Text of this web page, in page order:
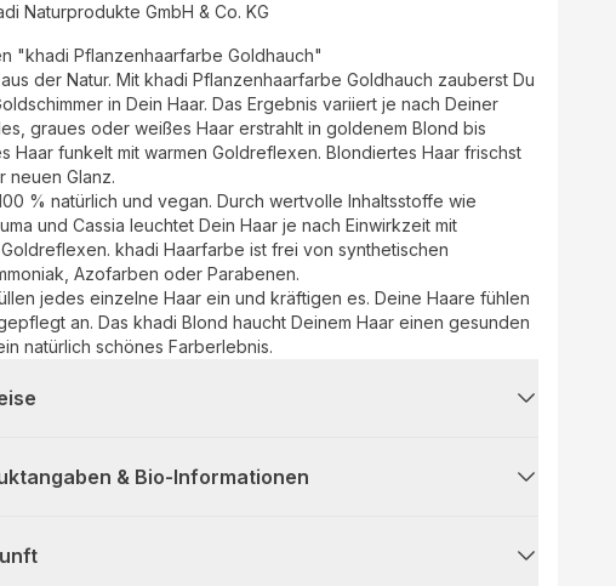
Naturprodukte GmbH & Co. KG
"khadi Pflanzenhaarfarbe Goldhauch"
der Natur. Mit khadi Pflanzenhaarfarbe Goldhauch zauberst Du
in Dein Haar. Das Ergebnis variiert je nach Deiner
graues oder weißes Haar erstrahlt in goldenem Blond bis
Haar funkelt mit warmen Goldreflexen. Blondiertes Haar frischst
neuen Glanz.
% natürlich und vegan. Durch wertvolle Inhaltsstoffe wie
und Cassia leuchtet Dein Haar je nach Einwirkzeit mit
khadi Haarfarbe ist frei von synthetischen
Azofarben oder Parabenen.
jedes einzelne Haar ein und kräftigen es. Deine Haare fühlen
an. Das khadi Blond haucht Deinem Haar einen gesunden
natürlich schönes Farberlebnis.
& Bio-Informationen